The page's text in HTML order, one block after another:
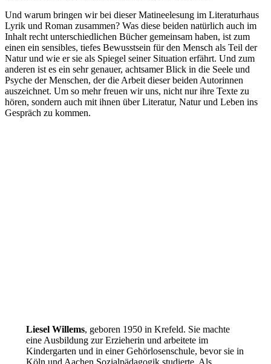
Und warum bringen wir bei dieser Matineelesung im Literaturhaus
Lyrik und Roman zusammen? Was diese beiden natürlich auch im
Inhalt recht unterschiedlichen Bücher gemeinsam haben, ist zum
einen ein sensibles, tiefes Bewusstsein für den Mensch als Teil der
Natur und wie er sie als Spiegel seiner Situation erfährt. Und zum
anderen ist es ein sehr genauer, achtsamer Blick in die Seele und
Psyche der Menschen, der die Arbeit dieser beiden Autorinnen
auszeichnet. Um so mehr freuen wir uns, nicht nur ihre Texte zu
hören, sondern auch mit ihnen über Literatur, Natur und Leben ins
Gespräch zu kommen.
Liesel Willems, geboren 1950 in Krefeld. Sie machte
eine Ausbildung zur Erzieherin und arbeitete im
Kindergarten und in einer Gehörlosenschule, bevor sie in
Köln und Aachen Sozialpädagogik studierte. Als